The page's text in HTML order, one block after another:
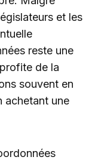
et les
reste une
de la
souvent en
achetant une